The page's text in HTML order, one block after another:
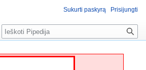
Sukurti paskyrą Prisijungti
Paieška